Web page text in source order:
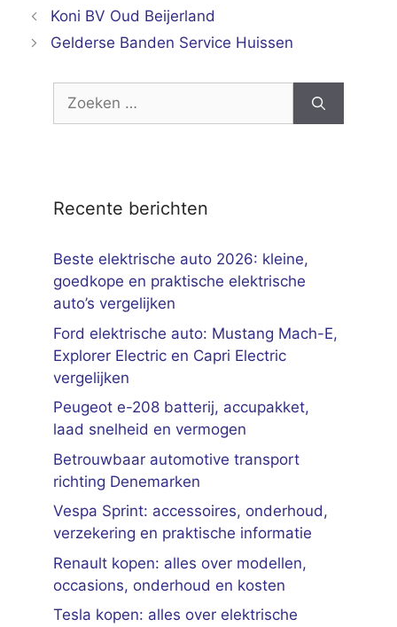
Koni BV Oud Beijerland
Gelderse Banden Service Huissen
Zoek
Recente berichten
Beste elektrische auto 2026: kleine,
goedkope en praktische elektrische
auto’s vergelijken
Ford elektrische auto: Mustang Mach-E,
Explorer Electric en Capri Electric
vergelijken
Peugeot e-208 batterij, accupakket,
laad snelheid en vermogen
Betrouwbaar automotive transport
richting Denemarken
Vespa Sprint: accessoires, onderhoud,
verzekering en praktische informatie
Renault kopen: alles over modellen,
occasions, onderhoud en kosten
Tesla kopen: alles over elektrische